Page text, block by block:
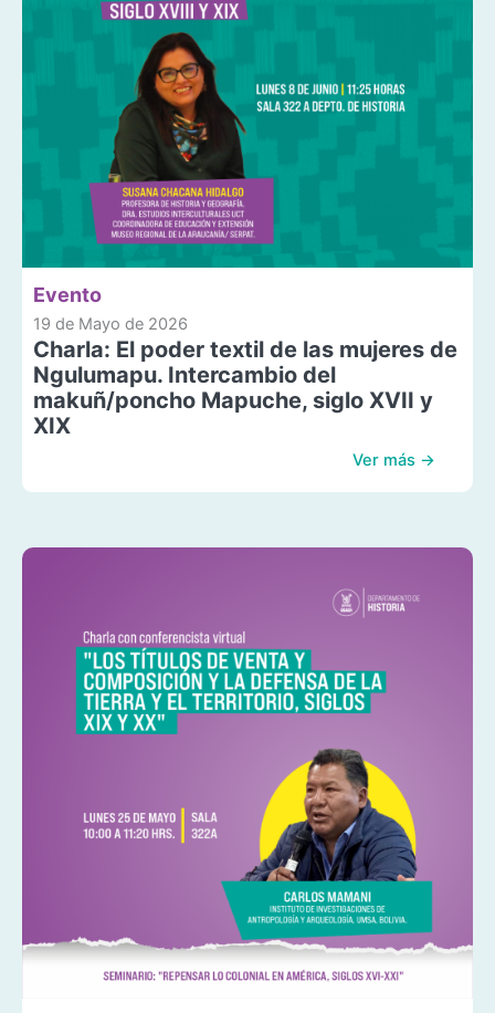
Evento
19 de Mayo de 2026
Charla: El poder textil de las mujeres de
Ngulumapu. Intercambio del
makuñ/poncho Mapuche, siglo XVII y
XIX
Ver más →